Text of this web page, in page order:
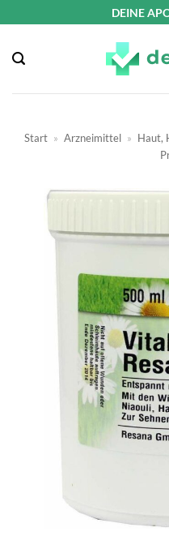
springen
DEINE
Start » Arzneimittel » Haut,